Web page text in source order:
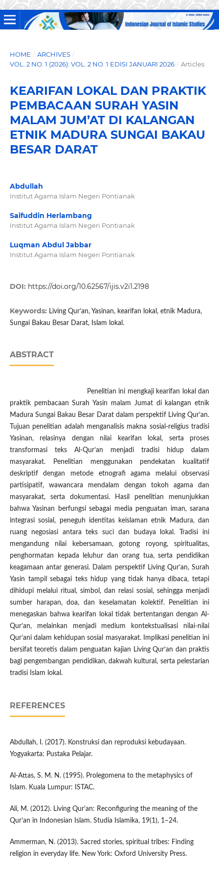
HOME / ARCHIVES /
VOL. 2 NO. 1 (2026): VOL. 2 NO. 1 EDISI JANUARI 2026 / Articles
KEARIFAN LOKAL DAN PRAKTIK
PEMBACAAN SURAH YASIN
MALAM JUM’AT DI KALANGAN
ETNIK MADURA SUNGAI BAKAU
BESAR DARAT
Abdullah
Institut Agama Islam Negeri Pontianak
Saifuddin Herlambang
Institut Agama Islam Negeri Pontianak
Luqman Abdul Jabbar
Institut Agama Islam Negeri Pontianak
DOI: https://doi.org/10.62567/ijis.v2i1.2198
Keywords: Living Qur’an, Yasinan, kearifan lokal, etnik Madura,
Sungai Bakau Besar Darat, Islam lokal.
ABSTRACT
Penelitian ini mengkaji kearifan lokal dan
praktik pembacaan Surah Yasin malam Jumat di kalangan etnik
Madura Sungai Bakau Besar Darat dalam perspektif Living Qur’an.
Tujuan penelitian adalah menganalisis makna sosial-religius tradisi
Yasinan, relasinya dengan nilai kearifan lokal, serta proses
transformasi teks Al-Qur’an menjadi tradisi hidup dalam
masyarakat. Penelitian menggunakan pendekatan kualitatif
deskriptif dengan metode etnografi agama melalui observasi
partisipatif, wawancara mendalam dengan tokoh agama dan
masyarakat, serta dokumentasi. Hasil penelitian menunjukkan
bahwa Yasinan berfungsi sebagai media penguatan iman, sarana
integrasi sosial, peneguh identitas keislaman etnik Madura, dan
ruang negosiasi antara teks suci dan budaya lokal. Tradisi ini
mengandung nilai kebersamaan, gotong royong, spiritualitas,
penghormatan kepada leluhur dan orang tua, serta pendidikan
keagamaan antar generasi. Dalam perspektif Living Qur’an, Surah
Yasin tampil sebagai teks hidup yang tidak hanya dibaca, tetapi
dihidupi melalui ritual, simbol, dan relasi sosial, sehingga menjadi
sumber harapan, doa, dan keselamatan kolektif. Penelitian ini
menegaskan bahwa kearifan lokal tidak bertentangan dengan Al-
Qur’an, melainkan menjadi medium kontekstualisasi nilai-nilai
Qur’ani dalam kehidupan sosial masyarakat. Implikasi penelitian ini
bersifat teoretis dalam penguatan kajian Living Qur’an dan praktis
bagi pengembangan pendidikan, dakwah kultural, serta pelestarian
tradisi Islam lokal.
REFERENCES
Abdullah, I. (2017). Konstruksi dan reproduksi kebudayaan.
Yogyakarta: Pustaka Pelajar.
Al-Attas, S. M. N. (1995). Prolegomena to the metaphysics of
Islam. Kuala Lumpur: ISTAC.
Ali, M. (2012). Living Qur’an: Reconfiguring the meaning of the
Qur’an in Indonesian Islam. Studia Islamika, 19(1), 1–24.
Ammerman, N. (2013). Sacred stories, spiritual tribes: Finding
religion in everyday life. New York: Oxford University Press.